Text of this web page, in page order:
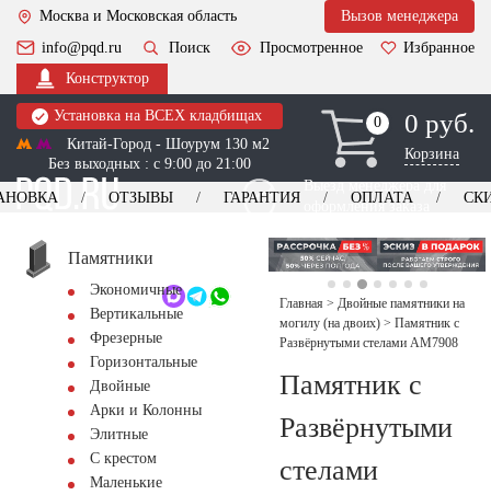
Москва и Московская область
Вызов менеджера
info@pqd.ru
Поиск Просмотренное
Избранное
Конструктор
Установка на ВСЕХ кладбищах
Китай-Город - Шоурум 130 м2
Без выходных : с 9:00 до 21:00
0
0 0 руб.
Корзина
Выезд менеджера для
оформления заказа
+7 (495) 518-44-23
Обратный звонок
ОТЗЫВЫ ГАРАНТИЯ ОПЛАТА
Памятники
Экономичные
Вертикальные
Фрезерные
Горизонтальные
Двойные
Арки и Колонны
Элитные
С крестом
Маленькие
Главная > Двойные памятники на
могилу (на двоих) > Памятник с
Развёрнутыми стелами AM7908
Памятник с
Развёрнутыми
стелами